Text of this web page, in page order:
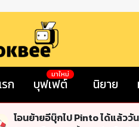
ก บุฟเฟต์
มาใหม่
นิยาย
โอนย้ายอีบุ๊กไป Pinto ได้แล้ววั